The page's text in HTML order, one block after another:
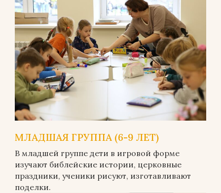
МЛАДШАЯ ГРУППА (6-9 ЛЕТ)
В младшей группе дети в игровой форме
изучают библейские истории, церковные
праздники, ученики рисуют, изготавливают
поделки.